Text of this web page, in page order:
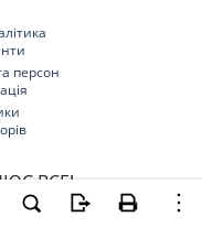
персон
ВСЕ!